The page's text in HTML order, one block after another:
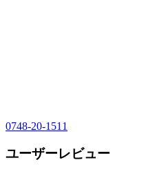
0748-20-1511
ユーザーレビュー